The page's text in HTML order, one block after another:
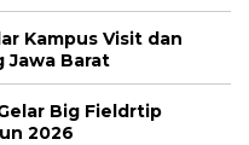
Kampus Visit dan
Jawa Barat
Big Fieldrtip
2026